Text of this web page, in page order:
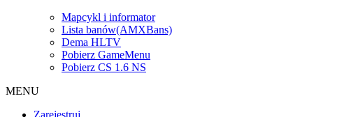
Mapcykl i informator
Lista banów(AMXBans)
Dema HLTV
Pobierz GameMenu
Pobierz CS 1.6 NS
MENU
Zarejestruj